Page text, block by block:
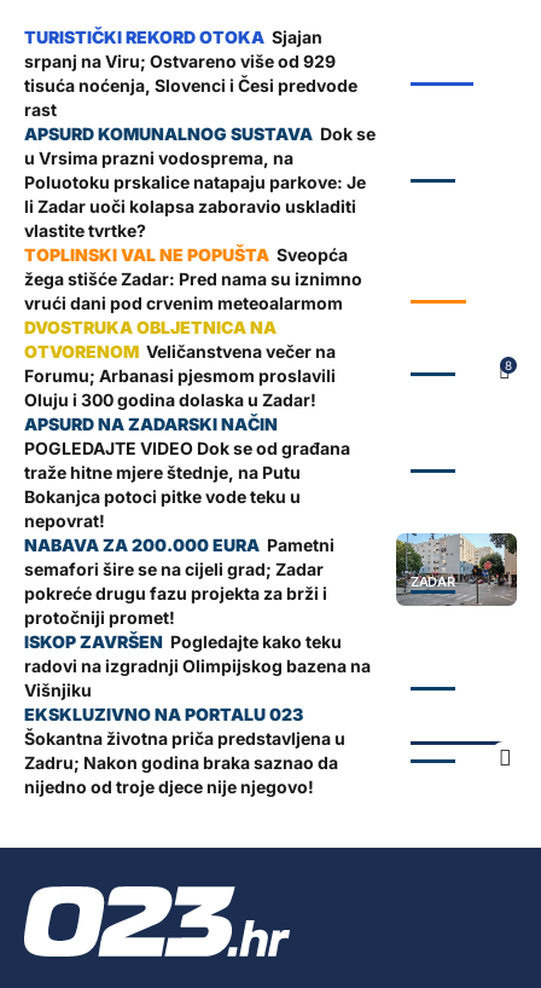
Sjajan
srpanj na Viru; Ostvareno više od 929
tisuća noćenja, Slovenci i Česi predvode
rast
Dok se
u Vrsima prazni vodosprema, na
Poluotoku prskalice natapaju parkove: Je
li Zadar uoči kolapsa zaboravio uskladiti
vlastite tvrtke?
Sveopća
žega stišće Zadar: Pred nama su iznimno
vrući dani pod crvenim meteoalarmom
8
Veličanstvena večer na
Forumu; Arbanasi pjesmom proslavili
Oluju i 300 godina dolaska u Zadar!
POGLEDAJTE VIDEO Dok se od građana
traže hitne mjere štednje, na Putu
Bokanjca potoci pitke vode teku u
nepovrat!
ZADAR
Pametni
semafori šire se na cijeli grad; Zadar
pokreće drugu fazu projekta za brži i
protočniji promet!
Pogledajte kako teku
radovi na izgradnji Olimpijskog bazena na
Višnjiku
ZADAR
Šokantna životna priča predstavljena u
Zadru; Nakon godina braka saznao da
nijedno od troje djece nije njegovo!